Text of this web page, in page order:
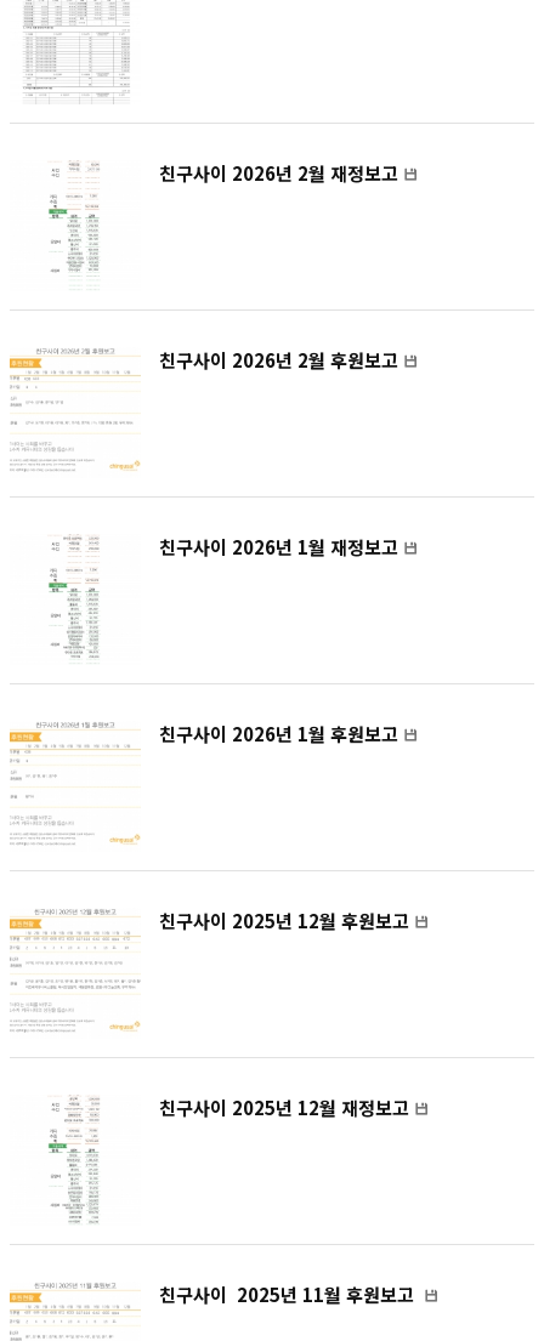
친구사이 2026년 2월 재정보고
친구사이 2026년 2월 후원보고
친구사이 2026년 1월 재정보고
친구사이 2026년 1월 후원보고
친구사이 2025년 12월 후원보고
친구사이 2025년 12월 재정보고
친구사이 2025년 11월 후원보고